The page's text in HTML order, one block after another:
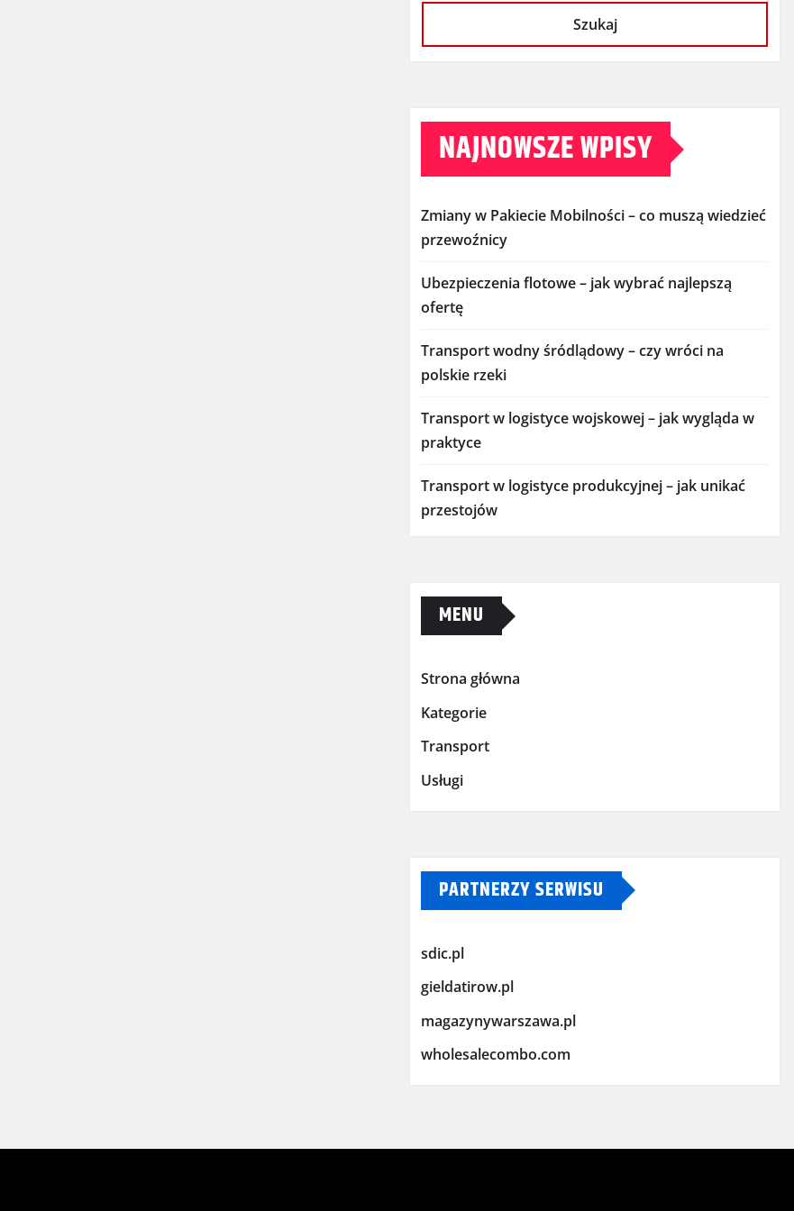
Szukaj
NAJNOWSZE WPISY
Zmiany w Pakiecie Mobilności – co muszą wiedzieć
przewoźnicy
Ubezpieczenia flotowe – jak wybrać najlepszą
ofertę
Transport wodny śródlądowy – czy wróci na
polskie rzeki
Transport w logistyce wojskowej – jak wygląda w
praktyce
Transport w logistyce produkcyjnej – jak unikać
przestojów
MENU
Strona główna
Kategorie
Transport
Usługi
PARTNERZY SERWISU
sdic.pl
gieldatirow.pl
magazynywarszawa.pl
wholesalecombo.com